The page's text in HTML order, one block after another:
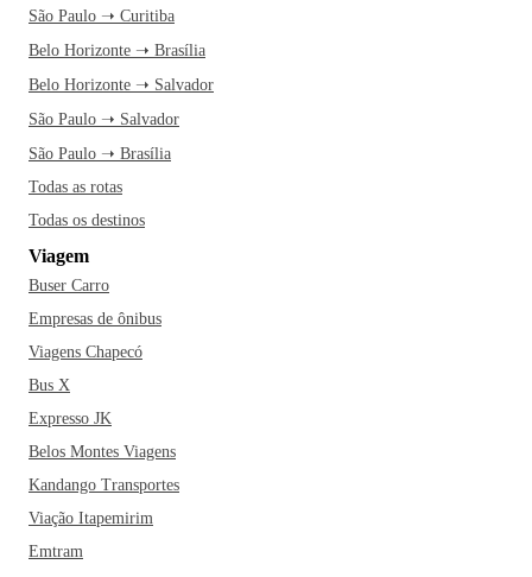
São Paulo ➝ Curitiba
Belo Horizonte ➝ Brasília
Belo Horizonte ➝ Salvador
São Paulo ➝ Salvador
São Paulo ➝ Brasília
Todas as rotas
Todas os destinos
Viagem
Buser Carro
Empresas de ônibus
Viagens Chapecó
Bus X
Expresso JK
Belos Montes Viagens
Kandango Transportes
Viação Itapemirim
Emtram